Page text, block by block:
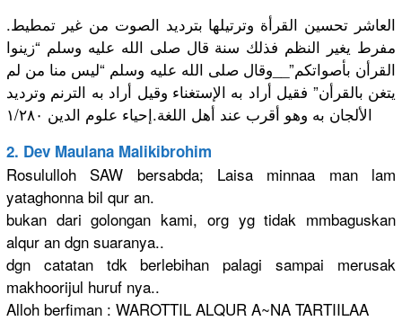
.العاشر تحسين القرأة وترتيلها بترديد الصوت من غير تمطيط
مفرط يغير النظم فذلك سنة قال صلى الله عليه وسلم “زينوا
القرأن بأصواتكم”_
_وقال صلى الله عليه وسلم “ليس منا من لم
يتغن بالقرأن” فقيل أراد به الإستغناء وقيل أراد به الترنم وترديد
الألجان به وهو أقرب عند أهل اللغة.إحياء علوم الدين ١/٢٨٠
2. Dev Maulana Malikibrohim
Rosululloh SAW bersabda; Laisa minnaa man lam
yataghonna bil qur an.
bukan dari golongan kami, org yg tidak mmbaguskan
alqur an dgn suaranya..
dgn catatan tdk berlebihan palagi sampai merusak
makhoorijul huruf nya..
Alloh berfiman : WAROTTIL ALQUR A~NA TARTIILAA